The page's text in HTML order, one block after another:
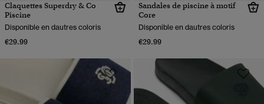
Claquettes Superdry & Co
Piscine
Disponible en dautres coloris
€29.99
Sandales de piscine à motif
Core
Disponible en dautres coloris
€29.99